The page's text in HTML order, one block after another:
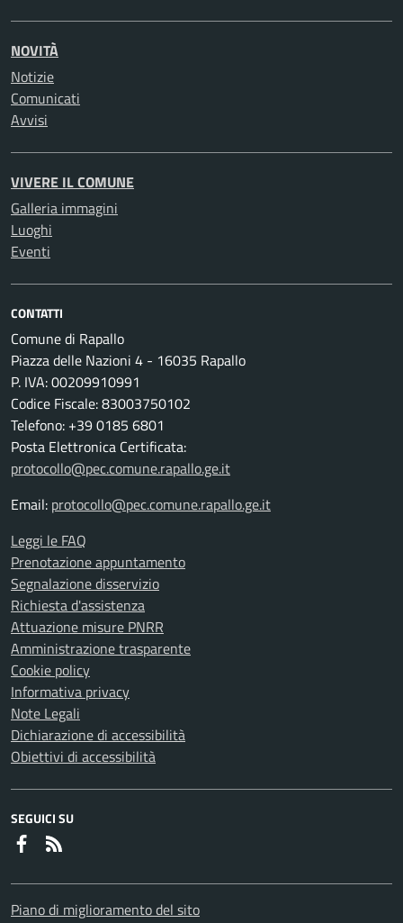
NOVITÀ
Notizie
Comunicati
Avvisi
VIVERE IL COMUNE
Galleria immagini
Luoghi
Eventi
CONTATTI
Comune di Rapallo
Piazza delle Nazioni 4 - 16035 Rapallo
P. IVA: 00209910991
Codice Fiscale: 83003750102
Telefono: +39 0185 6801
Posta Elettronica Certificata:
protocollo@pec.comune.rapallo.ge.it
Email: protocollo@pec.comune.rapallo.ge.it
Leggi le FAQ
Prenotazione appuntamento
Segnalazione disservizio
Richiesta d'assistenza
Attuazione misure PNRR
Amministrazione trasparente
Cookie policy
Informativa privacy
Note Legali
Dichiarazione di accessibilità
Obiettivi di accessibilità
SEGUICI SU
Faceboook
Piano di miglioramento del sito